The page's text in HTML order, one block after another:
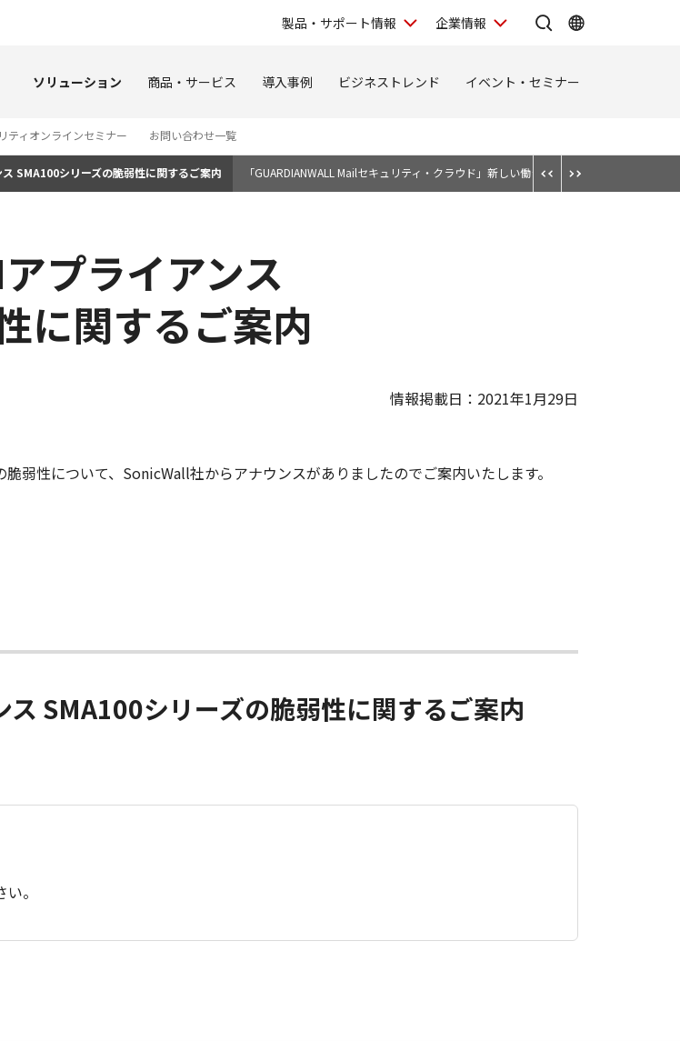
製品・サポート情報 企業情報
ソリューション 商品・サービス 導入事例 ビジネストレンド イベント・セミナー
ティオンラインセミナー お問い合わせ一覧
SMA100シリーズの脆弱性に関するご案内 「GUARDIANWALL Mailセキュリティ・クラウド」新しい働き方の推進を支援する新機能
プライアンス
に関するご案内
情報掲載日：2021年1月29日
弱性について、SonicWall社からアナウンスがありましたのでご案内いたします。
SMA100シリーズの脆弱性に関するご案内
。